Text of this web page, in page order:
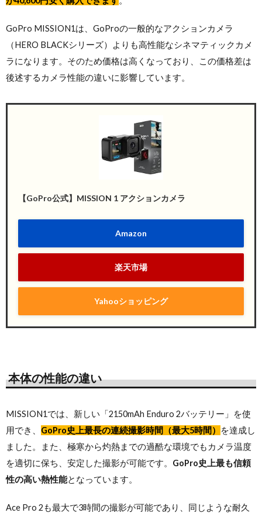
GoPro MISSION1は、GoProの一般的なアクションカメラ
（HERO BLACKシリーズ）よりも高性能なシネマティックカメ
ラになります。そのため価格は高くなっており、この価格差は
後述するカメラ性能の違いに影響しています。
【GoPro公式】MISSION 1 アクションカメラ
Amazon
楽天市場
Yahooショッピング
本体の性能の違い
MISSION1では、新しい「2150mAh Enduro 2バッテリー」を使
用でき、 GoPro史上最長の連続撮影時間（最大5時間）
を達成し
ました。また、極寒から灼熱までの過酷な環境でもカメラ温度
を適切に保ち、安定した撮影が可能です。 GoPro史上最も信頼
性の高い熱性能となっています。
Ace Pro 2も最大で3時間の撮影が可能であり、同じような耐久